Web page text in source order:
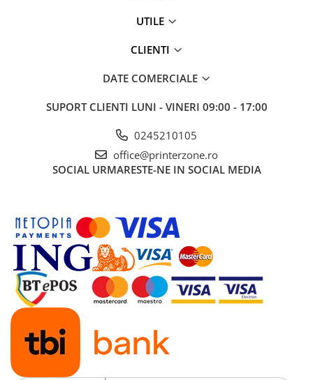
UTILE
CLIENTI
DATE COMERCIALE
SUPORT CLIENTI LUNI - VINERI 09:00 - 17:00
0245210105
office@printerzone.ro
SOCIAL URMARESTE-NE IN SOCIAL MEDIA